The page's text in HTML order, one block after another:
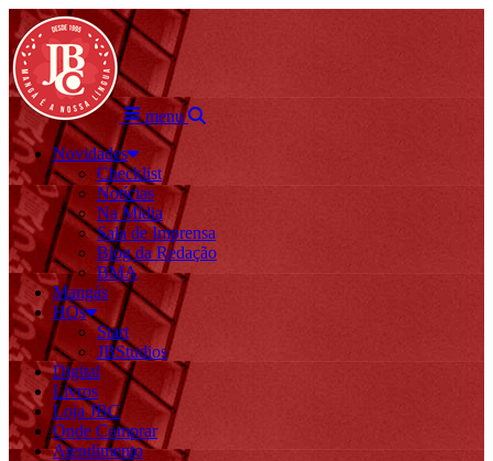
menu
Novidades
Checklist
Notícias
Na Mídia
Sala de Imprensa
Blog da Redação
BMA
Mangás
HQs
Start
JBStudios
Digital
Livros
Loja JBC
Onde Comprar
Atendimento